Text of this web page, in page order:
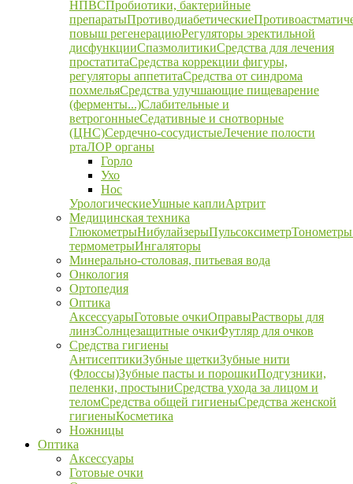
НПВСПробиотики, бактерийные
препаратыПротиводиабетические
повыш регенерациюРегуляторы эректильной
дисфункцииСпазмолитикиСредства для лечения
простатитаСредства коррекции фигуры,
регуляторы аппетитаСредства от синдрома
похмельяСредства улучшающие пищеварение
(ферменты...)Слабительные и
ветрогонныеСедативные и снотворные
(ЦНС)Сердечно-сосудистыеЛечение полости
ртаЛОР органы
Горло
Ухо
Нос
УрологическиеУшные каплиАртрит
Медицинская техника
ГлюкометрыНибулайзерыПульсоксиметрТонометры
термометрыИнгаляторы
Минерально-столовая, питьевая вода
Онкология
Ортопедия
Оптика
АксессуарыГотовые очкиОправыРастворы для
линзСолнцезащитные очкиФутляр для очков
Средства гигиены
АнтисептикиЗубные щеткиЗубные нити
(Флоссы)Зубные пасты и порошкиПодгузники,
пеленки, простыниСредства ухода за лицом и
теломСредства общей гигиеныСредства женской
гигиеныКосметика
Ножницы
Оптика
Аксессуары
Готовые очки